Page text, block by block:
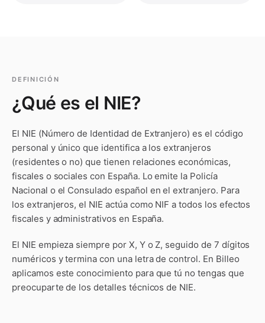
DEFINICIÓN
¿Qué es el NIE?
El NIE (Número de Identidad de Extranjero) es el código
personal y único que identifica a los extranjeros
(residentes o no) que tienen relaciones económicas,
fiscales o sociales con España. Lo emite la Policía
Nacional o el Consulado español en el extranjero. Para
los extranjeros, el NIE actúa como NIF a todos los efectos
fiscales y administrativos en España.
El NIE empieza siempre por X, Y o Z, seguido de 7 dígitos
numéricos y termina con una letra de control. En Billeo
aplicamos este conocimiento para que tú no tengas que
preocuparte de los detalles técnicos de NIE.